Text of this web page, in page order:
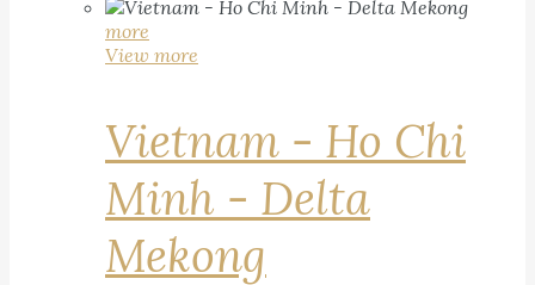
more
View more
Vietnam - Ho Chi
Minh - Delta
Mekong